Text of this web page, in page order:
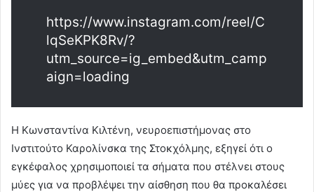
https://www.instagram.com/reel/C
lqSeKPK8Rv/?
utm_source=ig_embed&utm_camp
aign=loading
Η Κωνσταντίνα Κιλτένη, νευροεπιστήμονας στο
Ινστιτούτο Καρολίνσκα της Στοκχόλμης, εξηγεί ότι ο
εγκέφαλος χρησιμοποιεί τα σήματα που στέλνει στους
μύες για να προβλέψει την αίσθηση που θα προκαλέσει